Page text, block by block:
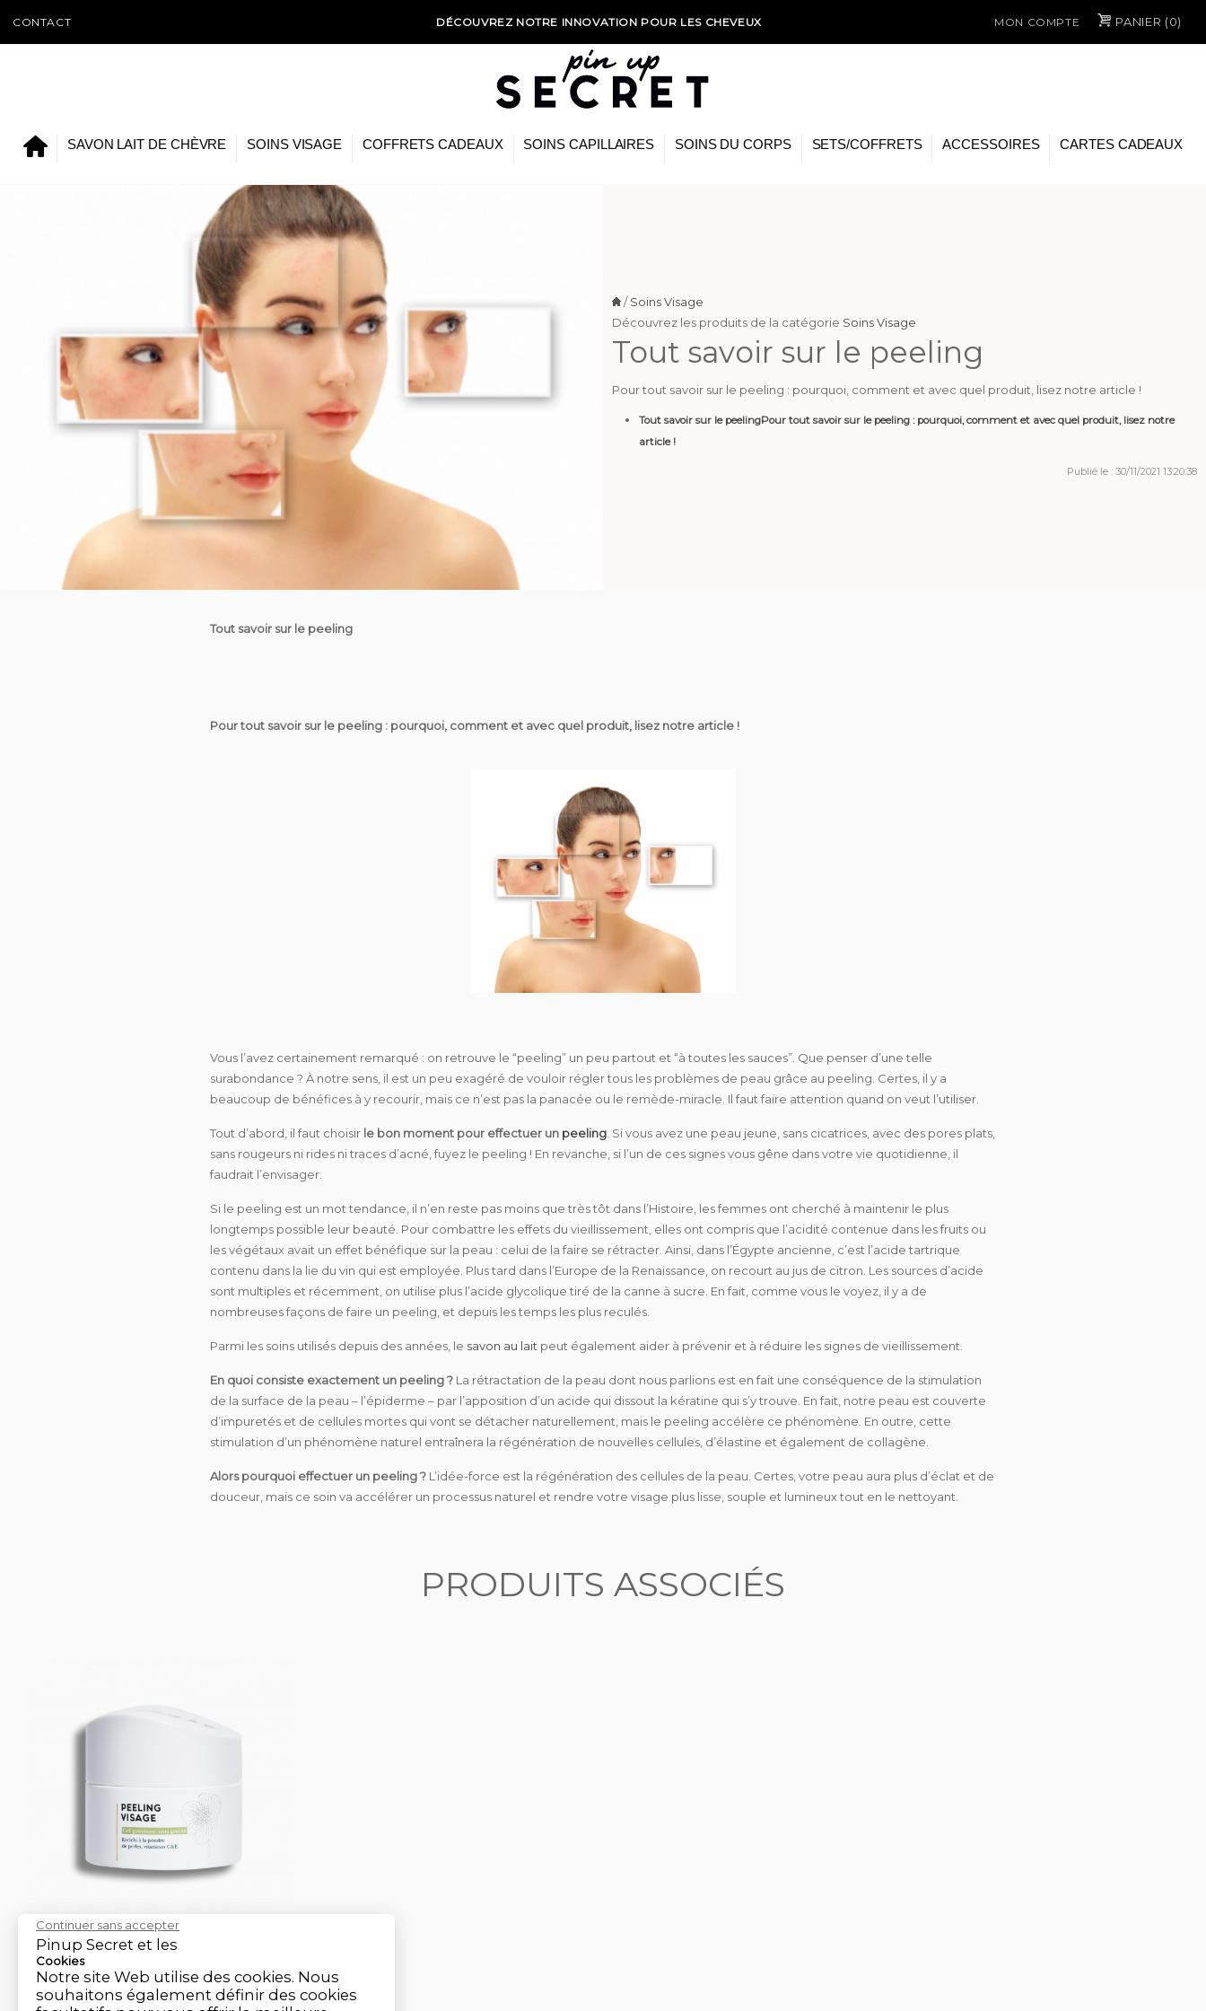
Continuer sans accepter
Pinup Secret et les
Cookies
Notre site Web utilise des cookies. Nous
souhaitons également définir des cookies
CONTACT DÉCOUVREZ NOTRE INNOVATION POUR LES CHEVEUX PANIER (0)
MON COMPTE
SAVON LAIT DE CHÈVRE SOINS VISAGE COFFRETS CADEAUX SOINS CAPILLAIRES SOINS DU CORPS SETS/COFFRETS ACCESSOIRES CARTES CADEAUX
/Soins Visage
Découvrez les produits de la catégorie Soins Visage
Tout savoir sur le peeling
Pour tout savoir sur le peeling : pourquoi, comment et avec quel produit, lisez notre article !
Tout savoir sur le peelingPour tout savoir sur le peeling : pourquoi, comment et avec quel produit, lisez notre
article !
Publié le : 30/11/2021 13:20:38
Tout savoir sur le peeling
Pour tout savoir sur le peeling : pourquoi, comment et avec quel produit, lisez notre article !
Vous l’avez certainement remarqué : on retrouve le “peeling” un peu partout et “à toutes les sauces”. Que penser d’une telle
surabondance ? À notre sens, il est un peu exagéré de vouloir régler tous les problèmes de peau grâce au peeling. Certes, il y a
beaucoup de bénéfices à y recourir, mais ce n’est pas la panacée ou le remède-miracle. Il faut faire attention quand on veut l’utiliser.
Tout d’abord, il faut choisir le bon moment pour effectuer un peeling . Si vous avez une peau jeune, sans cicatrices, avec des pores plats,
sans rougeurs ni rides ni traces d’acné, fuyez le peeling ! En revanche, si l’un de ces signes vous gêne dans votre vie quotidienne, il
faudrait l’envisager.
Si le peeling est un mot tendance, il n’en reste pas moins que très tôt dans l’Histoire, les femmes ont cherché à maintenir le plus
longtemps possible leur beauté. Pour combattre les effets du vieillissement, elles ont compris que l’acidité contenue dans les fruits ou
les végétaux avait un effet bénéfique sur la peau : celui de la faire se rétracter. Ainsi, dans l’Égypte ancienne, c’est l’acide tartrique
contenu dans la lie du vin qui est employée. Plus tard dans l’Europe de la Renaissance, on recourt au jus de citron. Les sources d’acide
sont multiples et récemment, on utilise plus l’acide glycolique tiré de la canne à sucre. En fait, comme vous le voyez, il y a de
nombreuses façons de faire un peeling, et depuis les temps les plus reculés.
Parmi les soins utilisés depuis des années, le savon au lait peut également aider à prévenir et à réduire les signes de vieillissement.
En quoi consiste exactement un peeling ? La rétractation de la peau dont nous parlions est en fait une conséquence de la stimulation
de la surface de la peau – l’épiderme – par l’apposition d’un acide qui dissout la kératine qui s’y trouve. En fait, notre peau est couverte
d’impuretés et de cellules mortes qui vont se détacher naturellement, mais le peeling accélère ce phénomène. En outre, cette
stimulation d’un phénomène naturel entraînera la régénération de nouvelles cellules, d’élastine et également de collagène.
Alors pourquoi effectuer un peeling ? L’idée-force est la régénération des cellules de la peau. Certes, votre peau aura plus d’éclat et de
douceur, mais ce soin va accélérer un processus naturel et rendre votre visage plus lisse, souple et lumineux tout en le nettoyant.
PRODUITS ASSOCIÉS
Peeling Visage
Peeling et Gommage Visage